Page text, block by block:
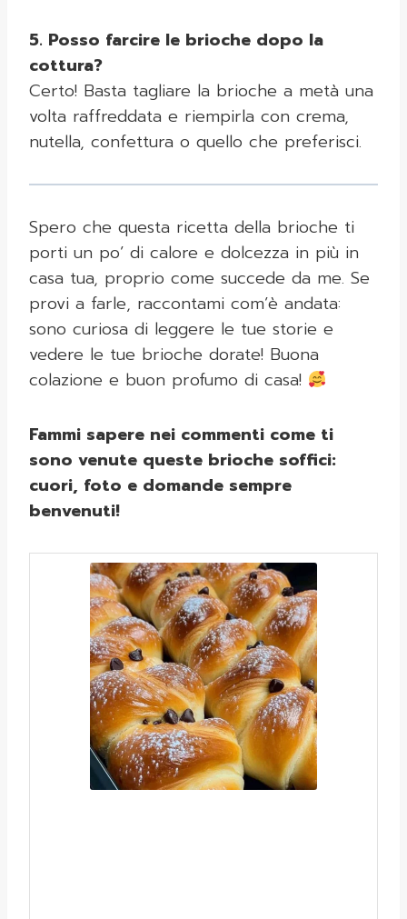
5. Posso farcire le brioche dopo la
cottura?
Certo! Basta tagliare la brioche a metà una
volta raffreddata e riempirla con crema,
nutella, confettura o quello che preferisci.
Spero che questa ricetta della brioche ti
porti un po’ di calore e dolcezza in più in
casa tua, proprio come succede da me. Se
provi a farle, raccontami com’è andata:
sono curiosa di leggere le tue storie e
vedere le tue brioche dorate! Buona
colazione e buon profumo di casa!
Fammi sapere nei commenti come ti
sono venute queste brioche soffici:
cuori, foto e domande sempre
benvenuti!